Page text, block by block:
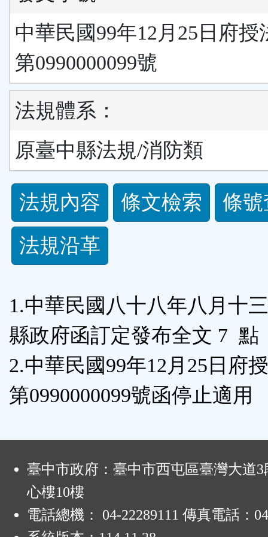
中華民國99年12月25日府授
第0990000099號
法規體系：
原臺中縣法規/消防類
法
規
功
按
鈕
區
法規內容 條文檢索
條
法規沿革
1.中華民國八十八年八月十
縣政府函訂定發布全文 7 點
2.中華民國99年12月25日府
第0990000099號函停止適用
臺中市政府：臺中市西屯區臺灣大道3
心樓10樓
電話總機： 04-22289111 傳真電話：